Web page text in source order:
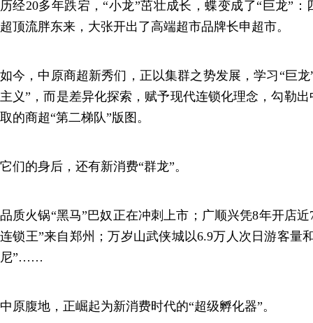
历经20多年跌宕，“小龙”茁壮成长，蝶变成了“巨龙”
超顶流胖东来，大张开出了高端超市品牌长申超市。
如今，中原商超新秀们，正以集群之势发展，学习“巨
主义”，而是差异化探索，赋予现代连锁化理念，勾勒
取的商超“第二梯队”版图。
它们的身后，还有新消费“群龙”。
品质火锅“黑马”巴奴正在冲刺上市；广顺兴凭8年开店
连锁王”来自郑州；万岁山武侠城以6.9万人次日游客量
尼”……
中原腹地，正崛起为新消费时代的“超级孵化器”。